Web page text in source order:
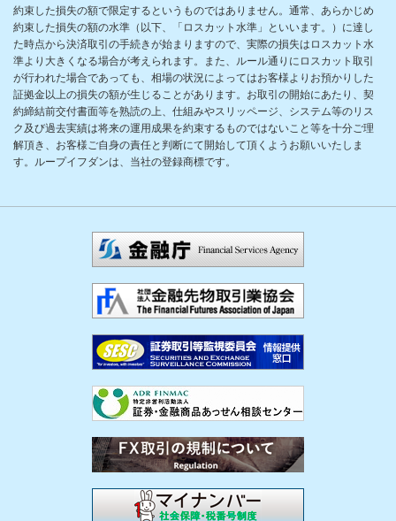
約束した損失の額で限定するというものではありません。通常、あらかじめ
約束した損失の額の水準（以下、「ロスカット水準」といいます。）に達し
た時点から決済取引の手続きが始まりますので、実際の損失はロスカット水
準より大きくなる場合が考えられます。また、ルール通りにロスカット取引
が行われた場合であっても、相場の状況によってはお客様よりお預かりした
証拠金以上の損失の額が生じることがあります。お取引の開始にあたり、契
約締結前交付書面等を熟読の上、仕組みやスリッページ、システム等のリス
ク及び過去実績は将来の運用成果を約束するものではないこと等を十分ご理
解頂き、お客様ご自身の責任と判断にて開始して頂くようお願いいたしま
す。ループイフダンは、当社の登録商標です。